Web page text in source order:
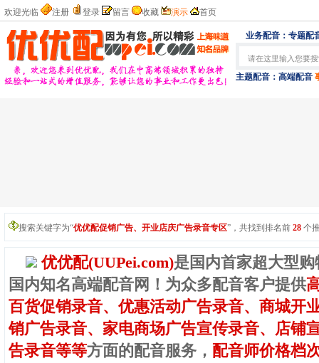
欢迎光临 注册 登录 留言 收藏 演示 首页
业务配音： 专题配
主题配音： 高端配音
搜索关键字为“优优配促销广告、开业店庆广告录音专区”，共找到排名前 28 个
优优配(UUPei.com)是国内首家超大型
国内知名高端配音网！为众多配音客户提供
百货促销录音、优惠活动广告录音、商城开
销广告录音、家电商场广告宣传录音、店铺
告录音等等方面的配音服务， 配音师价格档